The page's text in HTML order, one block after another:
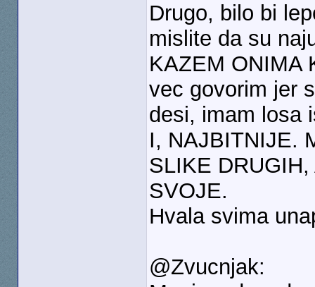
Drugo, bilo bi
mislite da su
KAZEM ONIMA
vec govorim jer
desi, imam losa
I, NAJBITNIJE.
SLIKE
SVOJE.
Hvala svima
@Zvucnjak: